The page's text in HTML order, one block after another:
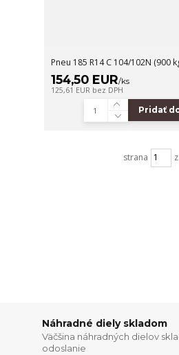
Pneu 185 R14 C 104/102N (900
154,50 EUR/ks
125,61 EUR bez DPH
Pridať
strana
Náhradné diely skladom
Väčšina náhradných dielov
odoslanie